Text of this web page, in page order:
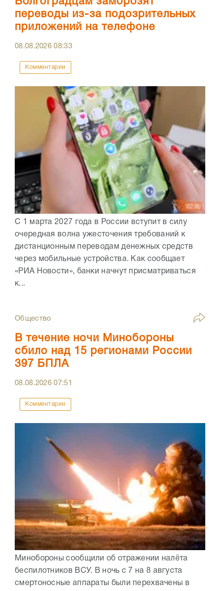
переводы из-за подозрительных
приложений на телефоне
08.08.202608:33
Комментарии
С 1 марта 2027 года в России вступит в силу
очередная волна ужесточения требований к
дистанционным переводам денежных средств
через мобильные устройства. Как сообщает
«РИА Новости», банки начнут присматриваться
к...
Общество
В течение ночи Минобороны
сбило над 15 регионами России
397 БПЛА
08.08.202607:51
Комментарии
Минобороны сообщили об отражении налёта
беспилотников ВСУ. В ночь с 7 на 8 августа
смертоносные аппараты были перехвачены в